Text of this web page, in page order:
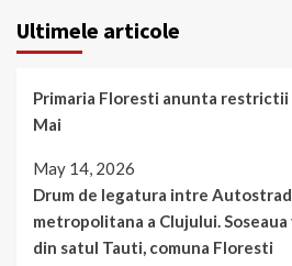
Ultimele articole
Primaria Floresti anunta
Mai
May 14, 2026
Drum de legatura intre
metropolitana a Clujului.
din satul Tauti, comuna Floresti